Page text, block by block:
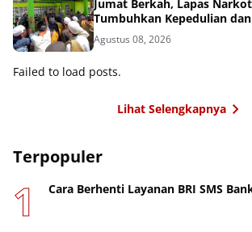
Jumat Berkah, Lapas
Tumbuhkan Kepedulian
Agustus 08, 2026
Failed to load posts.
Lihat Selengkapnya
Terpopuler
Cara Berhenti Layanan BRI SMS